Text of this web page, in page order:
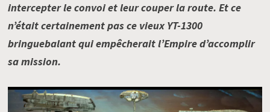
intercepter le convoi et leur couper la route. Et ce
n’était certainement pas ce vieux YT-1300
bringuebalant qui empêcherait l’Empire d’accomplir
sa mission.